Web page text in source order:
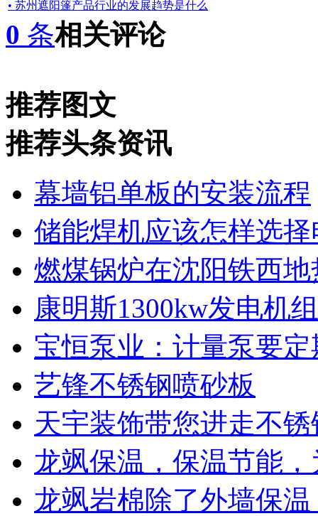
• 苏州遮阳篷产品行业的发展趋势是什么
0 条相关评论
推荐图文
推荐头条资讯
幕墙铝单板的安装流程
储能焊机应该怎样选
燃煤锅炉在沈阳铁西
康明斯1300kw发电机
宝恒泵业：计量泵要
艺锋不锈钢喷砂板
天宇装饰带您进走不
龙飒保温，保温节能
龙飒岩棉除了外墙保